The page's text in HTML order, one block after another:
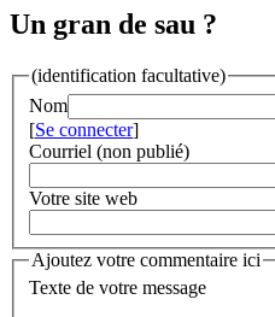
Un gran de sau ?
(identification facultative)
Nom
[Se connecter]
Courriel (non publié)
Votre site web
Ajoutez votre commentaire ici
Texte de votre message